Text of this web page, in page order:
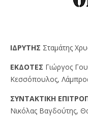
IΔPYTHΣ Σταμάτης
EKΔOTEΣ Γιώργος
Κεσσόπουλος,
ΣYNTAKTIKH
Νικόλας Βαγδούτης,